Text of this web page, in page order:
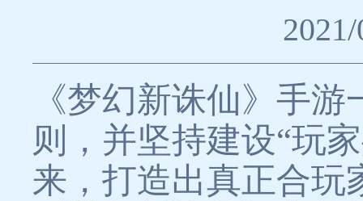
《梦幻新诛仙》手
则，并坚持建设“玩
来，打造出真正合玩